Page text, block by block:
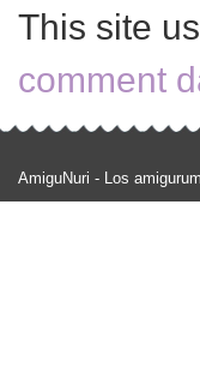
This site
comment
AmiguNuri - Los